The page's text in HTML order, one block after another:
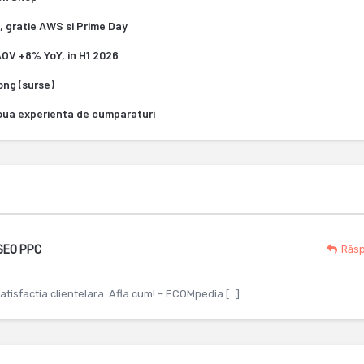
gratie AWS si Prime Day
+8% YoY, in H1 2026
(surse)
experienta de cumparaturi
PPC
clientelara. Afla cum! – ECOMpedia […]